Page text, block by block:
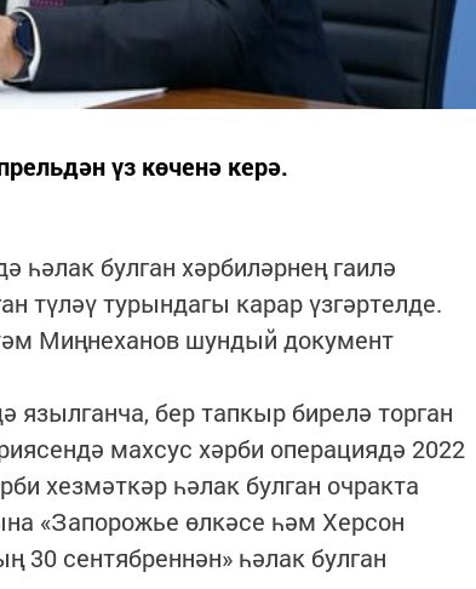
үз көченә керә.
һәлак булган хәрбиләрнең гаилә
түләү турындагы карар үзгәртелде.
Миңнеханов шундый документ
бер тапкыр бирелә торган
махсус хәрби операциядә 2022
хезмәткәр һәлак булган очракта
«Запорожье өлкәсе һәм Херсон
30 сентябреннән» һәлак булган